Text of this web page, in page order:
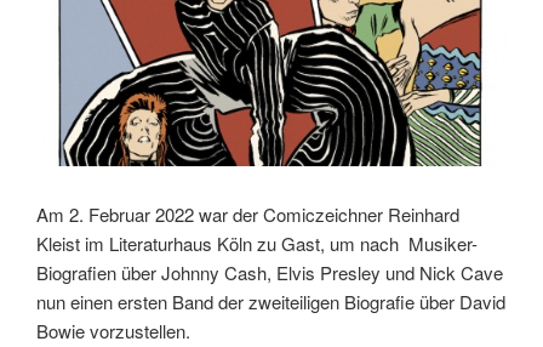
Am 2. Februar 2022 war der Comiczeichner Reinhard
Kleist im Literaturhaus Köln zu Gast, um nach Musiker-
Biografien über Johnny Cash, Elvis Presley und Nick Cave
nun einen ersten Band der zweiteiligen Biografie über David
Bowie vorzustellen.